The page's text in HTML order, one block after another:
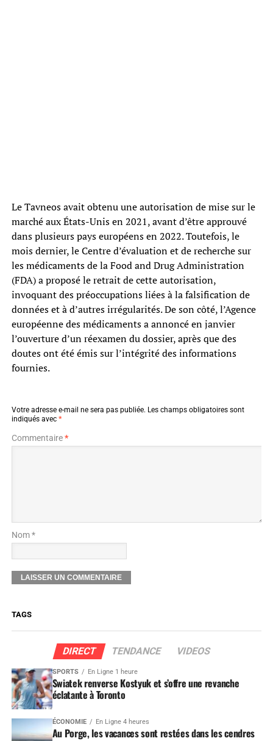
Le Tavneos avait obtenu une autorisation de mise sur le
marché aux États-Unis en 2021, avant d’être approuvé
dans plusieurs pays européens en 2022. Toutefois, le
mois dernier, le Centre d’évaluation et de recherche sur
les médicaments de la Food and Drug Administration
(FDA) a proposé le retrait de cette autorisation,
invoquant des préoccupations liées à la falsification de
données et à d’autres irrégularités. De son côté, l’Agence
européenne des médicaments a annoncé en janvier
l’ouverture d’un réexamen du dossier, après que des
doutes ont été émis sur l’intégrité des informations
fournies.
Votre adresse e-mail ne sera pas publiée. Les champs obligatoires sont
indiqués avec *
Commentaire*
Nom *
TAGS
DIRECT TENDANCE VIDEOS
SPORTS En Ligne 1 heure
Swiatek renverse Kostyuk et s’offre une revanche
éclatante à Toronto
ÉCONOMIE En Ligne 4 heures
Au Porge, les vacances sont restées dans les cendres